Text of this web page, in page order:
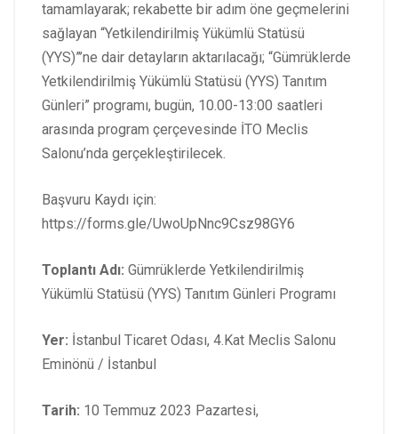
tamamlayarak; rekabette bir adım öne geçmelerini
sağlayan “Yetkilendirilmiş Yükümlü Statüsü
(YYS)”’ne dair detayların aktarılacağı; “Gümrüklerde
Yetkilendirilmiş Yükümlü Statüsü (YYS) Tanıtım
Günleri” programı, bugün, 10.00-13:00 saatleri
arasında program çerçevesinde İTO Meclis
Salonu’nda gerçekleştirilecek.
Başvuru Kaydı için:
https://forms.gle/UwoUpNnc9Csz98GY6
Toplantı Adı: Gümrüklerde Yetkilendirilmiş
Yükümlü Statüsü (YYS) Tanıtım Günleri Programı
Yer: İstanbul Ticaret Odası, 4.Kat Meclis Salonu
Eminönü / İstanbul
Tarih: 10 Temmuz 2023 Pazartesi,